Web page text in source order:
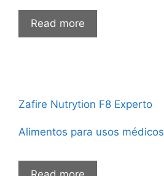
Read more
Zafire Nutrytion F8 Experto
Alimentos para usos